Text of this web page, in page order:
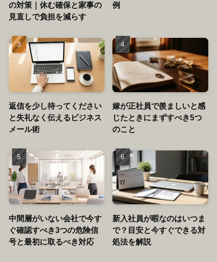
の対策｜休む確保と家事の
見直しで負担を減らす
例
返信を少し待ってください
と失礼なく伝えるビジネス
メール術
嫁が正社員で羨ましいと感
じたときにまずすべき5つ
のこと
中間層がいない会社で今す
ぐ確認すべき3つの危険信
号と最初に取るべき対応
新入社員が暇なのはいつま
で？目安と今すぐできる対
処法を解説